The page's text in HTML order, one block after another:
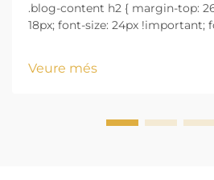
.blog-content h2 { margin-top:
18px; font-size: 24px !important;
w...
Veure més